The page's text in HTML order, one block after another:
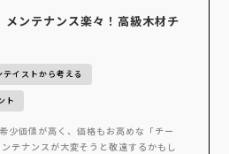
メンテナンス楽々！高級木材チ
テイストから考える
ト
少価値が高く、価格もお高めな「チー
テナンスが大変そうと敬遠するかもし